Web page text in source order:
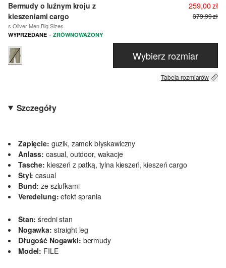
Bermudy o luźnym kroju z
kieszeniami cargo
s.Oliver Men Big Sizes
259,00 zł
379,99 zł
WYPRZEDANE · ZRÓWNOWAŻONY
Wybierz rozmiar
Tabela rozmiarów
Szczegóły
Zapięcie: guzik, zamek błyskawiczny
Anlass: casual, outdoor, wakacje
Tasche: kieszeń z patką, tylna kieszeń, kieszeń cargo
Styl: casual
Bund: ze szlufkami
Veredelung: efekt sprania
Stan: średni stan
Nogawka: straight leg
Długość Nogawki: bermudy
Model: FILE